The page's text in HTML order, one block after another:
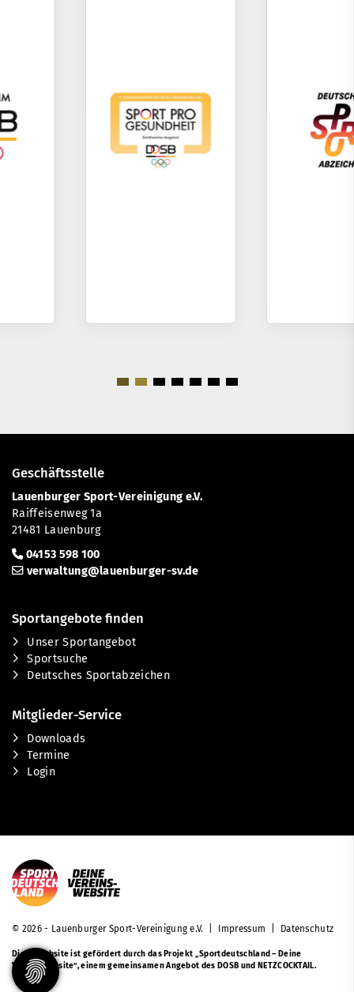
Geschäftsstelle
Lauenburger Sport-Vereinigung e.V.
Raiffeisenweg 1a
21481 Lauenburg
04153 598 100
verwaltung@lauenburger-sv.de
Sportangebote finden
Unser Sportangebot
Sportsuche
Deutsches Sportabzeichen
Mitglieder-Service
Downloads
Termine
Login
© 2026 - Lauenburger Sport-Vereinigung e.V. | Impressum Datenschutz
Diese Website ist gefördert durch das Projekt „Sportdeutschland – Deine
Vereinswebsite”, einem gemeinsamen Angebot des DOSB und NETZCOCKTAIL.